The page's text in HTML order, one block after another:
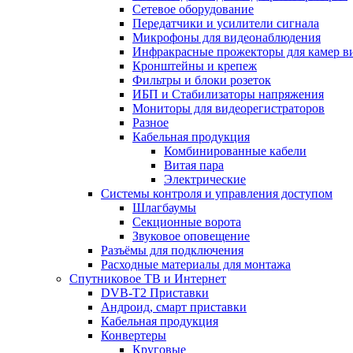
Сетевое оборудование
Передатчики и усилители сигнала
Микрофоны для видеонаблюдения
Инфракрасные прожекторы для камер
Кронштейны и крепеж
Фильтры и блоки розеток
ИБП и Стабилизаторы напряжения
Мониторы для видеорегистраторов
Разное
Кабельная продукция
Комбинированные кабели
Витая пара
Электрические
Системы контроля и управления доступом
Шлагбаумы
Секционные ворота
Звуковое оповещение
Разъёмы для подключения
Расходные материалы для монтажа
Спутниковое ТВ и Интернет
DVB-Т2 Приставки
Андроид, смарт приставки
Кабельная продукция
Конвертеры
Круговые